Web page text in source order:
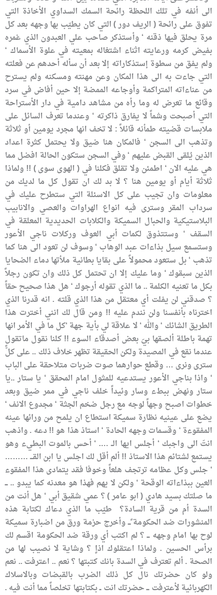
الى أنفه في تلك اللحظة رائحة السمك السداوي الأخاذة التي
تفوق على رائحة ( الريف دور ) التي كان يطيّب بها وجهه بعد كل
مرة يحلق فيها ذقنه ‘ وأستذكر صاحب علي العبدون الذي غمره
بفيض كرمه ورعايته اثناء اشتغاله بمعيته في علوة الأسماك ‘
ولم يفق من سطوة إستذكاراته إلا بعد أن سأله أحدهم عن فعلته
التي جاءت به الى هذا المكان وعن مهنته ومسكنه ولم يسترح
من عناءاته المتراكمة وأوجاعه الممضة إلا حين أفاض في سرد
وقائع ما تعرض له وما رأه من مشاهد دامية في دار الأستراحة
التي أصبحت وشماً لا يفارق ذاكرته ‘ وعندما تعرف السائل على
ملابسات قضيته طمأنه قائلاً : لا تخف انها مجرد يومين أو ثلاثة
وتذهب الى السجن ‘ فالمكان هنا ضيق ولا يحتمل كثرة اعداد
الذين يُلقى القبض عليهم ‘ وفي السجن ستكون الحالة افضل مما
هي عليه الان ‘ اطمئن ولا تقلق فكلنا في ( الهوى سوى ) !! ولماذا
ثلاثة أيام أو يومين هنا ؟ لا بد لك ان تقول كل ما لديك من
معلومات وان تجيب على كل الاسئلة التي ستطرح عليك في
سرداب المقر وسترى فيه انواع الهراوات والعصي والانابيب
البلاستيكية والحبال السميكة والكلابات الحديدية المعلقة في
السقف ‘ وستتذوق لكمات أبي العوف وركلات ناجي الأعور
وستسمع سيل بذاءات عبد الوهاب ‘ وسوف لن تعود الى هنا كما
تذهب ‘ بل ستعود محمولاً على بقايا بطانية ملأتها دماء الضحايا
الذين سبقوك ‘ وما عليك إلا ان تحتمل كل ذلك وان تكون رجلاً
بكل ما تعنيه الكلمة .. ما الذي تقوله أرجوك ‘ هل هذا صحيح حقاً
؟ صدقني لن يفلت أي معتقل من هذا الذي قلته . انه قدرنا الذي
اخترناه بأنفسنا ولن نندم عليه !! ومن قال لك انني أخترت هذا
الطريق الشائك ‘ والله ‘ لا علاقة لي بأية جهة ‘كل ما في الأمر انها
تهمة باطلة ألصقها بيَ بعض أصدقاء السوء !! كلنا نقول ماتقول
عندما نقع في المصيدة ولكن الحقيقة تظهر خلاف ذلك .. على كلًّ
سترى ونرى … وقطع حوارهما صوت ضربات متلاحقة على الباب
‘ واذا بناجي الأعور يستدعيه للمثول امام المحقق ‘ يا ستار ..يا
ستار ونهض ببطء وسار وئيداً خلف ناجي في ممر ضيق وبعد
خطوات اصبح وجهاً لوجه مع رجل ضخم الجثة ‘ مجدوع الانف ‘
يضع على عينيه نظارة سميكة استطاع ان يلمح من ورائها عينه
المفقوءة ‘ وقسمات وجهه الحادة ‘ استاذ هذا هو !! دعه . واذهب
انتَ الى واجبك ‘ أجلس ايها الــ …. ‘ أحس بالموت البطيء وهو
يستمع لشتائم هذا الاستاذ !! ألم أقل لك اجلس يا ابن القـــ ………
‘ جلس وكل عظامه ترتجف هلعاً وخوفا فقد يتمادى هذا المفقوء
العين ببذاءاته الوقحة ‘ ولكن لا يهم فهذا هو معدنه كما يبدو .. ـــ
ما صلتك بسيد هادي ( ابو عامر ) ؟ عمي شقيق أبي ‘ هل أنت من
السدة أم من قرية السادة؟ طيّب ما الذي دعاك لكتابة هذه
المنشورات ضد الحكومة ًـــ وأخرج حزمة ورق من اضبارة سميكة
لوح بها امام وجهه ـــ ؟ لم اكتب أي ورقة ضد الحكومة اقسم لك
برأس الحسين . ولماذا اعتقلوك اذاٍ ؟ وشاية لا نصيب لها من
الصحة . ألم تعترف في السدة بانك كتبتها ؟ نعم .. اعترفت .. نعم
ولو كان حضرتك نال كل ذلك الضرب بالقبضات وبالاسلاك
الكهربائية لأعترفت ـــ حضرتك انت ــ بكتابتها تخلصاً مما أنت فيه .